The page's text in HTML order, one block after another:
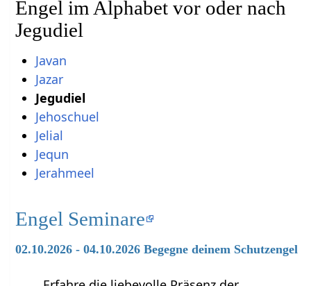
Engel im Alphabet vor oder nach
Jegudiel
Javan
Jazar
Jegudiel
Jehoschuel
Jelial
Jequn
Jerahmeel
Engel Seminare
02.10.2026 - 04.10.2026 Begegne deinem Schutzengel